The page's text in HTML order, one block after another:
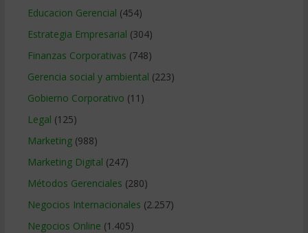
Educacion Gerencial (454)
Estrategia Empresarial (304)
Finanzas Corporativas (748)
Gerencia social y ambiental (223)
Gobierno Corporativo (11)
Legal (125)
Marketing(988)
Marketing Digital (247)
Métodos Gerenciales (280)
Negocios Internacionales (2.257)
Negocios Online (1.405)